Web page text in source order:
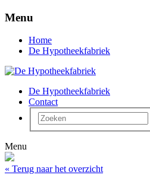
Menu
Home
De Hypotheekfabriek
De Hypotheekfabriek
Contact
Menu
« Terug naar het overzicht